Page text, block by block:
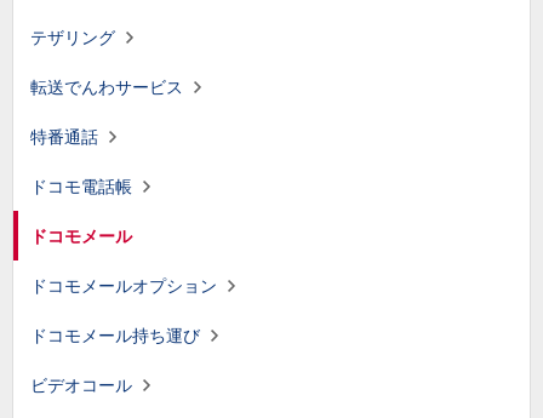
テザリング
転送でんわサービス
特番通話
ドコモ電話帳
ドコモメール
ドコモメールオプション
ドコモメール持ち運び
ビデオコール